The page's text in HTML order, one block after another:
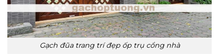
Gạch đũa trang trí đẹp ốp trụ cổng nhà